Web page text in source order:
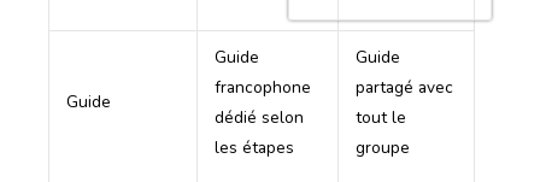
Guide
Guide
francophone
dédié selon
les étapes
Guide
partagé avec
tout le
groupe